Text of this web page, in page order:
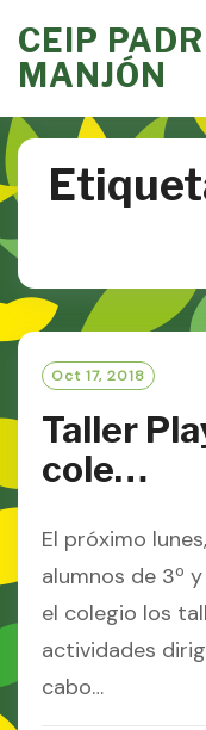
to
content
CEIP
MANJÓN
Oct 17, 2018
Taller
cole…
El próximo
alumnos de 3º
el colegio los
actividades
cabo…